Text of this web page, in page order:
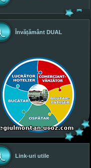
Învățământ DUAL
Link-uri utile